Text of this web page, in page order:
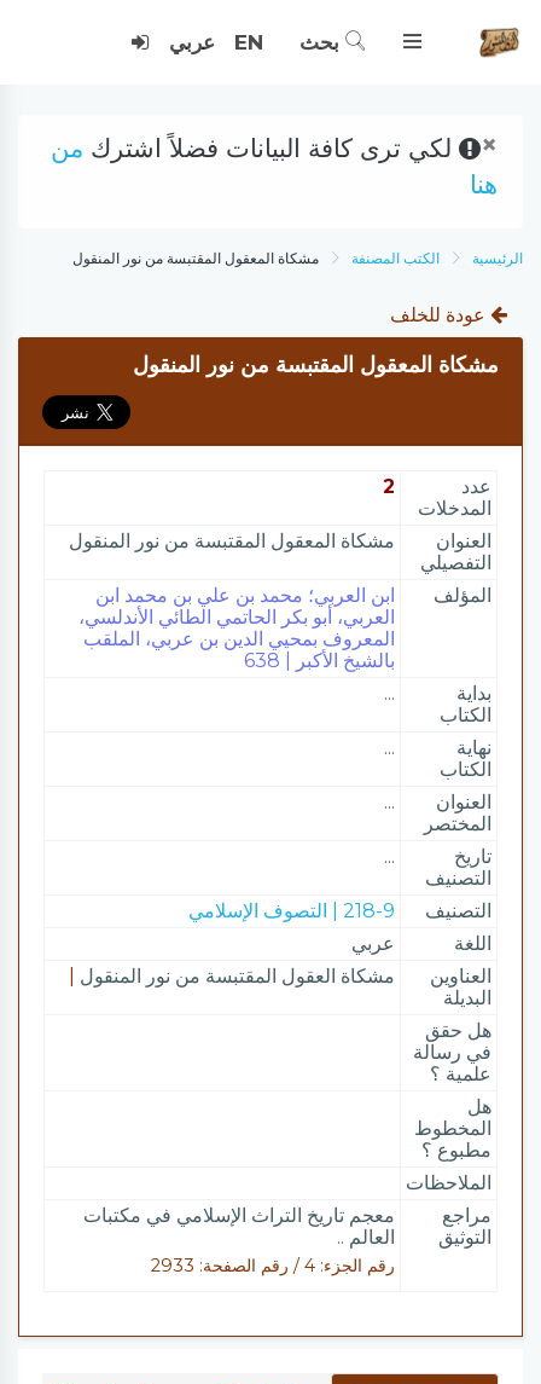
بحث EN عربي
× لكي ترى كافة البيانات فضلاً اشترك من
هنا
الرئيسية الكتب المصنفة مشكاة المعقول المقتبسة من نور المنقول
عودة للخلف
مشكاة المعقول المقتبسة من نور المنقول
عدد
المدخلات
2
العنوان
التفصيلي
مشكاة المعقول المقتبسة من نور المنقول
المؤلف
ابن العربي؛ محمد بن علي بن محمد ابن
العربي، أبو بكر الحاتمي الطائي الأندلسي،
المعروف بمحيي الدين بن عربي، الملقب
بالشيخ الأكبر | 638
بداية
الكتاب
...
نهاية
الكتاب
...
العنوان
المختصر
...
تاريخ
التصنيف
...
التصنيف
218-9 | التصوف الإسلامي
اللغة
عربي
العناوين
البديلة
مشكاة العقول المقتبسة من نور المنقول
هل حقق
في رسالة
علمية ؟
هل
المخطوط
مطبوع ؟
الملاحظات
مراجع
التوثيق
معجم تاريخ التراث الإسلامي في مكتبات
العالم ..
رقم الجزء: 4 / رقم الصفحة: 2933